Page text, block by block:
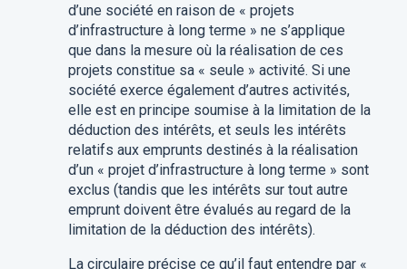
d’une société en raison de « projets
d’infrastructure à long terme » ne s’applique
que dans la mesure où la réalisation de ces
projets constitue sa « seule » activité. Si une
société exerce également d’autres activités,
elle est en principe soumise à la limitation de la
déduction des intérêts, et seuls les intérêts
relatifs aux emprunts destinés à la réalisation
d’un « projet d’infrastructure à long terme » sont
exclus (tandis que les intérêts sur tout autre
emprunt doivent être évalués au regard de la
limitation de la déduction des intérêts).
La circulaire précise ce qu’il faut entendre par «